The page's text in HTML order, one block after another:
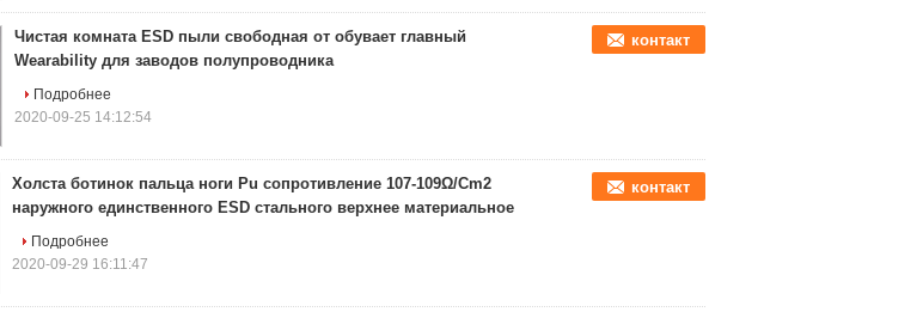
Чистая комната ESD пыли свободная от обувает главный
Wearability для заводов полупроводника
контакт
Подробнее
2020-09-25 14:12:54
Холста ботинок пальца ноги Pu сопротивление 107-109Ω/Cm2
наружного единственного ESD стального верхнее материальное
контакт
Подробнее
2020-09-29 16:11:47